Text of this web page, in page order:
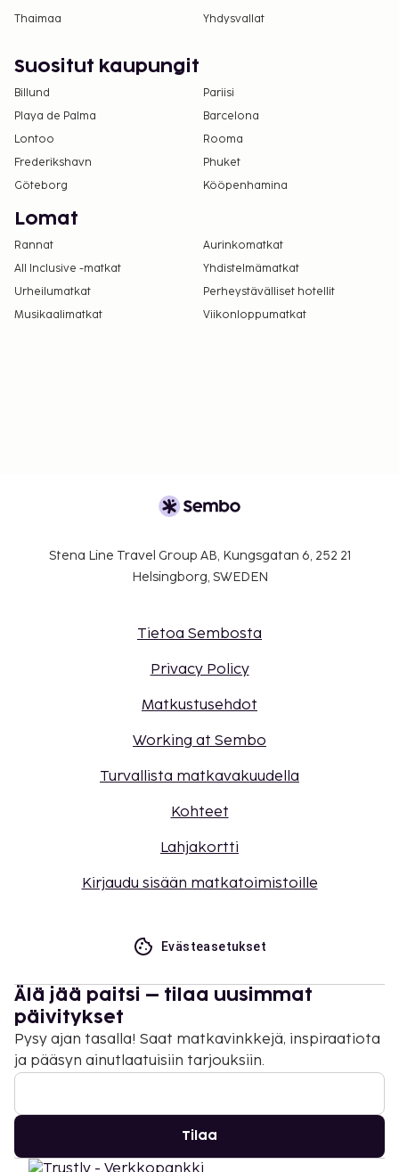
eivät voi ylittää 1000 EUR:n suuruista summaa
ottamalla yhteyttä majoituspaikkaan
varausvahvistuksessa olevien tietojen avulla.
Kaikki maksut voidaan maksaa käteisettömillä
maksutavoilla.
Kontaktiton sisäänkirjautuminen ja kontaktiton
uloskirjautuminen ovat saatavilla.
Tämä majoituspaikka toivottaa tervetulleiksi
suuntautumiseen tai sukupuoli-identiteettiin
katsomatta (LGBTQ+ -ystävällinen).
Thaimaa
Yhdysvallat
Suositut kaupungit
Billund
Pariisi
Playa de Palma
Barcelona
Lontoo
Rooma
Frederikshavn
Phuket
Göteborg
Kööpenhamina
Lomat
Rannat
Aurinkomatkat
All Inclusive -matkat
Yhdistelmämatkat
Urheilumatkat
Perheystävälliset hotellit
Musikaalimatkat
Viikonloppumatkat
Stena Line Travel Group AB, Kungsgatan 6, 252 21
Helsingborg, SWEDEN
Tietoa Sembosta
Privacy Policy
Matkustusehdot
Working at Sembo
Turvallista matkavakuudella
Kohteet
Lahjakortti
Kirjaudu sisään matkatoimistoille
Evästeasetukset
Älä jää paitsi – tilaa uusimmat
päivitykset
Pysy ajan tasalla! Saat matkavinkkejä, inspiraatiota
ja pääsyn ainutlaatuisiin tarjouksiin.
Tilaa